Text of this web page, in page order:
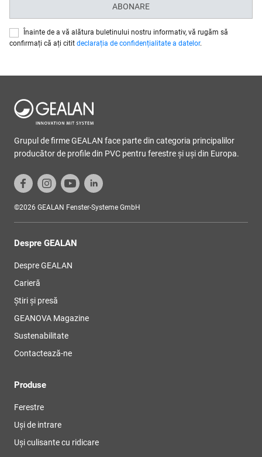
ABONARE
Înainte de a vă alătura buletinului nostru informativ, vă rugăm să
confirmați că ați citit declarația de confidențialitate a datelor.
Grupul de firme GEALAN face parte din categoria principalilor
producător de profile din PVC pentru ferestre şi uşi din Europa.
©2026 GEALAN Fenster-Systeme GmbH
Despre GEALAN
Despre GEALAN
Carieră
Știri și presă
GEANOVA Magazine
Sustenabilitate
Contactează-ne
Produse
Ferestre
Uși de intrare
Uși culisante cu ridicare